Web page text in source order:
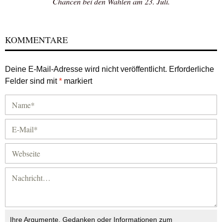
KOMMENTARE
Deine E-Mail-Adresse wird nicht veröffentlicht. Erforderliche
Felder sind mit* markiert
Ihre Argumente, Gedanken oder Informationen zum